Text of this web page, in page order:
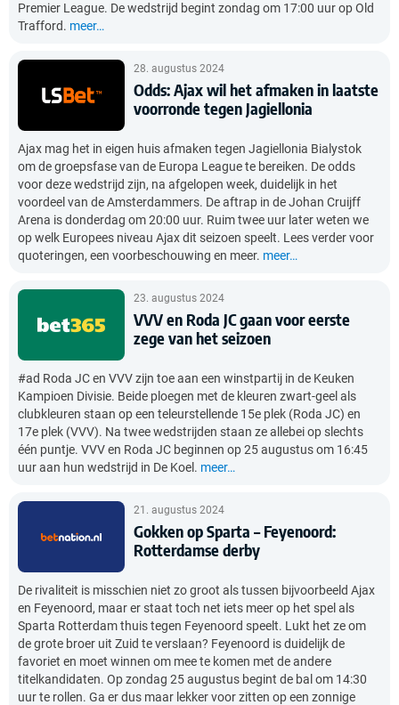
Premier League. De wedstrijd begint zondag om 17:00 uur op Old
Trafford. meer…
28. augustus 2024
Odds: Ajax wil het afmaken in laatste
voorronde tegen Jagiellonia
Ajax mag het in eigen huis afmaken tegen Jagiellonia Bialystok
om de groepsfase van de Europa League te bereiken. De odds
voor deze wedstrijd zijn, na afgelopen week, duidelijk in het
voordeel van de Amsterdammers. De aftrap in de Johan Cruijff
Arena is donderdag om 20:00 uur. Ruim twee uur later weten we
op welk Europees niveau Ajax dit seizoen speelt. Lees verder voor
quoteringen, een voorbeschouwing en meer. meer…
23. augustus 2024
VVV en Roda JC gaan voor eerste
zege van het seizoen
#ad Roda JC en VVV zijn toe aan een winstpartij in de Keuken
Kampioen Divisie. Beide ploegen met de kleuren zwart-geel als
clubkleuren staan op een teleurstellende 15e plek (Roda JC) en
17e plek (VVV). Na twee wedstrijden staan ze allebei op slechts
één puntje. VVV en Roda JC beginnen op 25 augustus om 16:45
uur aan hun wedstrijd in De Koel. meer…
21. augustus 2024
Gokken op Sparta – Feyenoord:
Rotterdamse derby
De rivaliteit is misschien niet zo groot als tussen bijvoorbeeld Ajax
en Feyenoord, maar er staat toch net iets meer op het spel als
Sparta Rotterdam thuis tegen Feyenoord speelt. Lukt het ze om
de grote broer uit Zuid te verslaan? Feyenoord is duidelijk de
favoriet en moet winnen om mee te komen met de andere
titelkandidaten. Op zondag 25 augustus begint de bal om 14:30
uur te rollen. Ga er dus maar lekker voor zitten op een zonnige